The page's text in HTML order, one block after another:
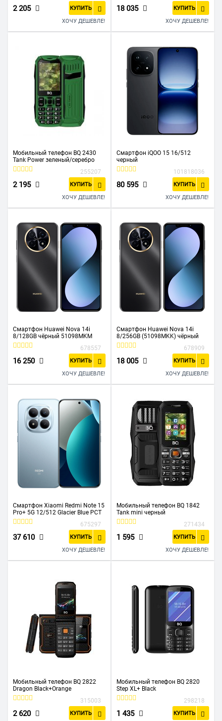
2 205 КУПИТЬ
ХОЧУ ДЕШЕВЛЕ!
18 035 КУПИТЬ
ХОЧУ ДЕШЕВЛЕ!
Мобильный телефон BQ 2430
Tank Power зеленый/серебро
255207
2 195 КУПИТЬ
ХОЧУ ДЕШЕВЛЕ!
Смартфон iQOO 15 16/512
черный
101818036
80 595 КУПИТЬ
ХОЧУ ДЕШЕВЛЕ!
Смартфон Huawei Nova 14i
8/128GB чёрный 51098MKM
678557
16 250 КУПИТЬ
ХОЧУ ДЕШЕВЛЕ!
Смартфон Huawei Nova 14i
8/256GB (51098MKK) чёрный
678909
18 005 КУПИТЬ
ХОЧУ ДЕШЕВЛЕ!
Смартфон Xiaomi Redmi Note 15
Pro+ 5G 12/512 Glacier Blue РСТ
675297
37 610 КУПИТЬ
ХОЧУ ДЕШЕВЛЕ!
Мобильный телефон BQ 1842
Tank mini черный
271434
1 595 КУПИТЬ
ХОЧУ ДЕШЕВЛЕ!
Мобильный телефон BQ 2822
Dragon Black+Orange
315003
2 620 КУПИТЬ
Мобильный телефон BQ 2820
Step XL+ Black
298218
1 435 КУПИТЬ